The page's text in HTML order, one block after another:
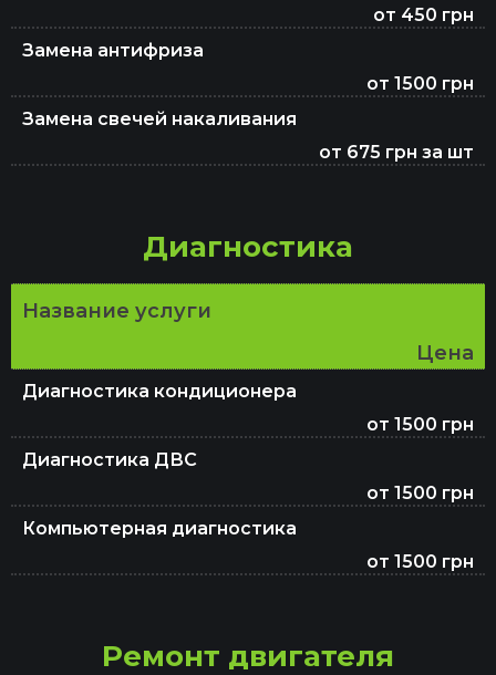
Ремонт и восстановление подушек
безопасности SRS Airbag
Замена амортизаторов
Замена подшипника ступицы
Ремонт сцепления
Ремонт ЭБУ
от 450 грн
Замена антифриза
от 1500 грн
Замена свечей накаливания
от 675 грн за шт
Диагностика
Название услуги
Цена
Диагностика кондиционера
от 1500 грн
Диагностика ДВС
от 1500 грн
Компьютерная диагностика
от 1500 грн
Ремонт двигателя